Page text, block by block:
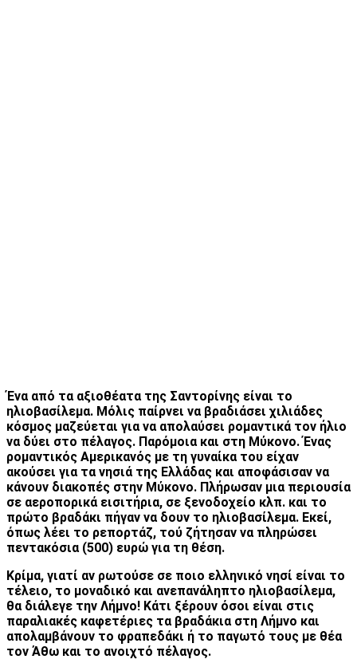
Ένα από τα αξιοθέατα της Σαντορίνης είναι το
ηλιοβασίλεμα. Μόλις παίρνει να βραδιάσει χιλιάδες
κόσμος μαζεύεται για να απολαύσει ρομαντικά τον ήλιο
να δύει στο πέλαγος. Παρόμοια και στη Μύκονο. Ένας
ρομαντικός Αμερικανός με τη γυναίκα του είχαν
ακούσει για τα νησιά της Ελλάδας και αποφάσισαν να
κάνουν διακοπές στην Μύκονο. Πλήρωσαν μια περιουσία
σε αεροπορικά εισιτήρια, σε ξενοδοχείο κλπ. και το
πρώτο βραδάκι πήγαν να δουν το ηλιοβασίλεμα. Εκεί,
όπως λέει το ρεπορτάζ, τού ζήτησαν να πληρώσει
πεντακόσια (500) ευρώ για τη θέση.
Κρίμα, γιατί αν ρωτούσε σε ποιο ελληνικό νησί είναι το
τέλειο, το μοναδικό και ανεπανάληπτο ηλιοβασίλεμα,
θα διάλεγε την Λήμνο! Κάτι ξέρουν όσοι είναι στις
παραλιακές καφετέριες τα βραδάκια στη Λήμνο και
απολαμβάνουν το φραπεδάκι ή το παγωτό τους με θέα
τον Άθω και το ανοιχτό πέλαγος.